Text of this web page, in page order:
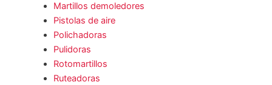
Martillos demoledores
Pistolas de aire
Polichadoras
Pulidoras
Rotomartillos
Ruteadoras